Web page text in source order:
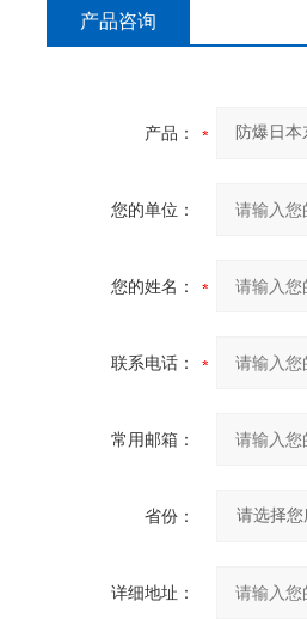
产品咨询
产品：
您的单位：
您的姓名：
联系电话：
常用邮箱：
省份：
详细地址：